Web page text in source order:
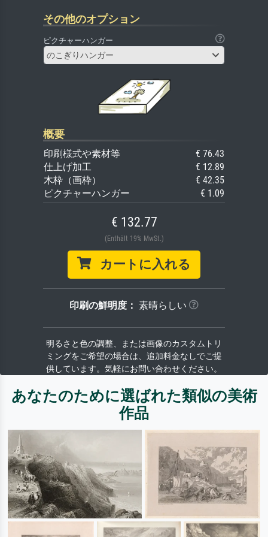
その他のオプション
ピクチャーハンガー
のこぎりハンガー
概要
印刷様式や素材等
€ 76.43
仕上げ加工
€ 12.89
木枠（画枠）
€ 42.35
ピクチャーハンガー
€ 1.09
€ 132.77
(Enthält 19% MwSt.)
カートに入れる
印刷の鮮明度： 素晴らしい
明るさと色の調整、または画像のカスタムトリ
ミングをご希望の場合は、追加料金なしでご提
供しています。気軽にお問い合わせください。
あなたのために選ばれた類似の美術
作品